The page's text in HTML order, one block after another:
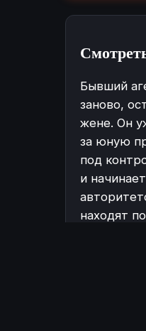
Бывший
заново,
жене. Он
за юную
под
и
находят